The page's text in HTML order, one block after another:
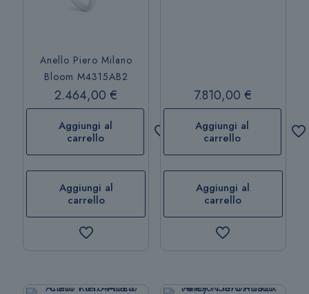
Anello Piero Milano
Bloom M4315AB2
2.464,00€
Aggiungi al
carrello
Aggiungi al
carrello
7.810,00€
Aggiungi al
carrello
Aggiungi al
carrello